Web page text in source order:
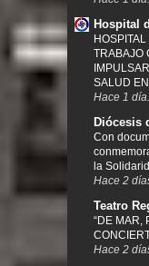
Hospital
TRABAJO
SALUD
Hace 1 día.
Diócesis
Con
la
Hace 2
Teatro
“DE MAR,
Hace 2